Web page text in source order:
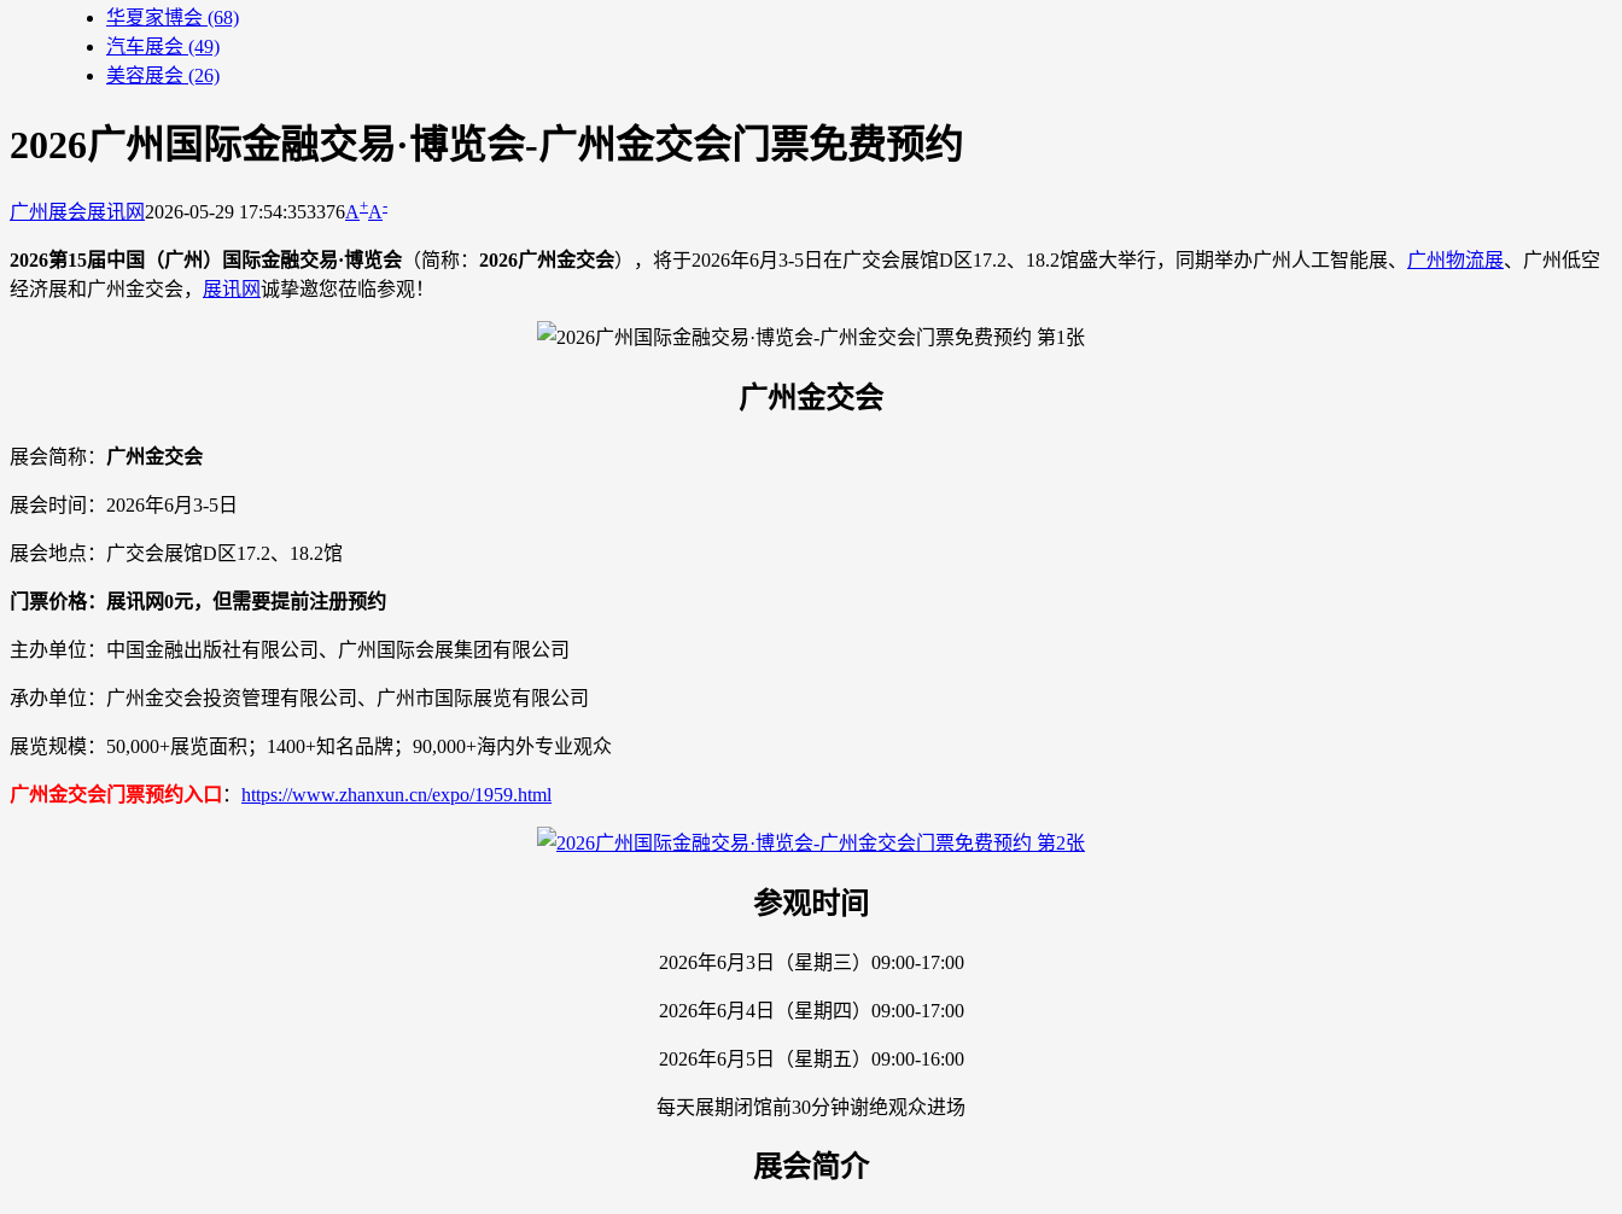
华夏家博会 (68)
汽车展会 (49)
美容展会 (26)
2026广州国际金融交易·博览会-广州金交会门票免费预约
广州展会展讯网 2026-05-29 17:54:353376A+A-
2026第15届中国（广州）国际金融交易·博览会 （简称： 2026广州金交会），将于2026年6月3-5日在广交会展馆D区17.2、18.2馆盛大举行，同期举办广州人工智能展、 广州物流展、广州低空
经济展和广州金交会， 展讯网诚挚邀您莅临参观！
广州金交会
展会简称： 广州金交会
展会时间：2026年6月3-5日
展会地点：广交会展馆D区17.2、18.2馆
门票价格：展讯网0元，但需要提前注册预约
主办单位：中国金融出版社有限公司、广州国际会展集团有限公司
承办单位：广州金交会投资管理有限公司、广州市国际展览有限公司
展览规模：50,000+展览面积；1400+知名品牌；90,000+海内外专业观众
广州金交会门票预约入口 ： https://www.zhanxun.cn/expo/1959.html
参观时间
2026年6月3日（星期三）09:00-17:00
2026年6月4日（星期四）09:00-17:00
2026年6月5日（星期五）09:00-16:00
每天展期闭馆前30分钟谢绝观众进场
展会简介